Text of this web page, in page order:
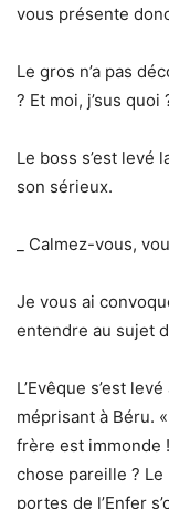
vous présente
Le gros n’a pas
? Et moi, j’sus
Le boss s’est levé
son sérieux.
_ Calmez-vous,
Je vous ai
entendre au sujet
L’Evêque s’est
méprisant à Béru.
frère est immonde
chose pareille ?
portes de l’Enfer